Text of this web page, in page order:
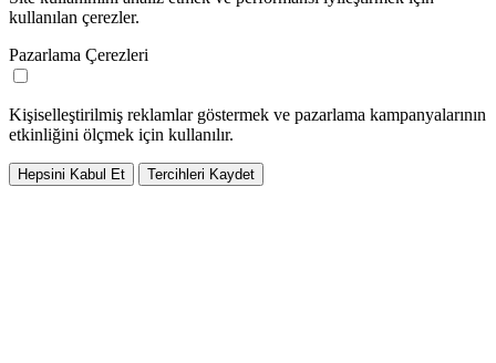
kullanılan çerezler.
Pazarlama Çerezleri
Kişiselleştirilmiş reklamlar göstermek ve pazarlama kampanyalarının
etkinliğini ölçmek için kullanılır.
Hepsini Kabul Et Tercihleri Kaydet